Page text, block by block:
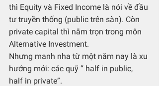
thì Equity và Fixed Income là nói về đầu
tư truyền thống (public trên sàn). Còn
private capital thì nằm trọn trong môn
Alternative Investment.
Nhưng manh nha từ một năm nay là xu
hướng mới: các quỹ “ half in public,
half in private”.